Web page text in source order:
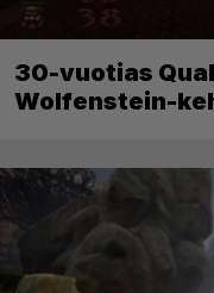
30-vuotias
Wolfenstein-